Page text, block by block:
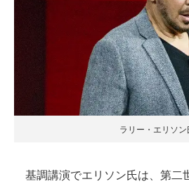
ラリー・エリソン
基調講演でエリソン氏は、第二